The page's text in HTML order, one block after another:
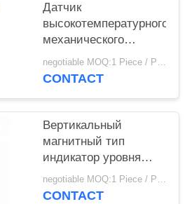
Датчик
высокотемпературного
механического
топлива магнитный
ровный с временем
negotiable MOQ:1 Piece / Pieces
CONTACT
Вертикальный
магнитный тип
индикатор уровня
газа датчика уровня
выровнянный ПТФЭ
negotiable MOQ:1 Piece / Pieces
CONTACT